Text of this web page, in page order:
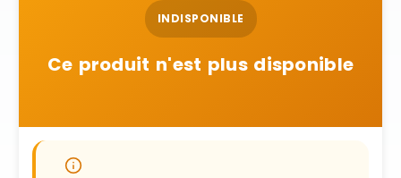
INDISPONIBLE
Ce produit n'est plus disponible